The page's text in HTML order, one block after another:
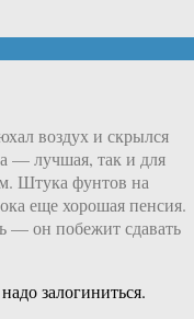
воздух и скрылся
— лучшая, так и для
Штука фунтов на
еще хорошая пенсия.
— он побежит сдавать
залогиниться.